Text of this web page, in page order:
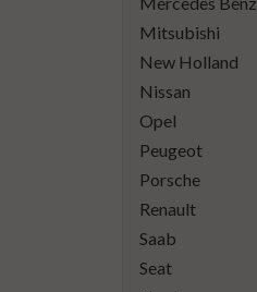
Mitsubishi
New Holland
Nissan
Opel
Peugeot
Porsche
Renault
Saab
Seat